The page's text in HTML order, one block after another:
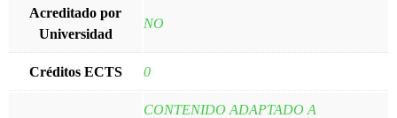
Acreditado por
Universidad
NO
Créditos ECTS 0
CONTENIDO ADAPTADO A